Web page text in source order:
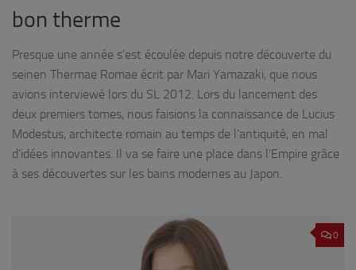
bon therme
Presque une année s’est écoulée depuis notre découverte du
seinen Thermae Romae écrit par Mari Yamazaki, que nous
avions interviewé lors du SL 2012. Lors du lancement des
deux premiers tomes, nous faisions la connaissance de Lucius
Modestus, architecte romain au temps de l’antiquité, en mal
d’idées innovantes. Il va se faire une place dans l’Empire grâce
à ses découvertes sur les bains modernes au Japon.
0